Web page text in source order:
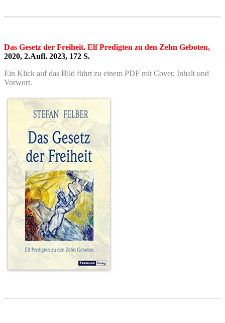
Das Gesetz der Freiheit. Elf Predigten zu den Zehn Geboten,
2020, 2.Aufl. 2023, 172 S.
Ein Klick auf das Bild führt zu einem PDF mit Cover, Inhalt und
Vorwort.